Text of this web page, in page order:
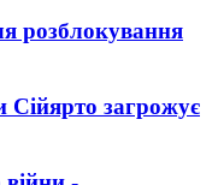
розблокування
загрожує